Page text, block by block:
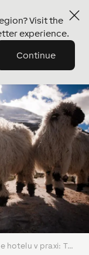
Visit the
experience.
Continue
Automatizace hotelu v praxi: Tradiční hotel Julen na úpatí Matterhornu